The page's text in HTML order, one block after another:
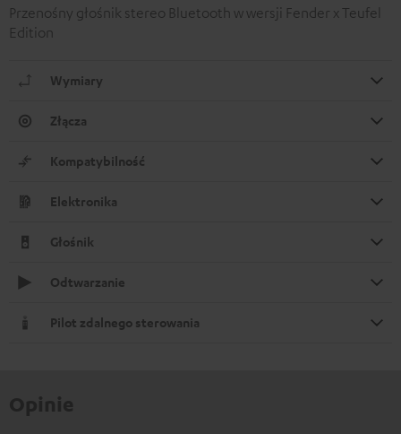
Przenośny głośnik stereo Bluetooth w wersji Fender x Teufel
Edition
Wymiary
Złącza
Kompatybilność
Elektronika
Głośnik
Odtwarzanie
Pilot zdalnego sterowania